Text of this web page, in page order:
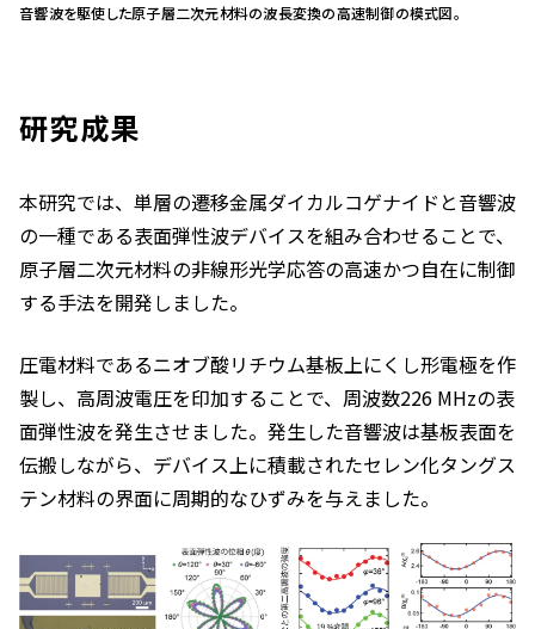
音響波を駆使した原子層二次元材料の波長変換の高速制御の模式図。
研究成果
本研究では、単層の遷移金属ダイカルコゲナイドと音響波
の一種である表面弾性波デバイスを組み合わせることで、
原子層二次元材料の非線形光学応答の高速かつ自在に制御
する手法を開発しました。
圧電材料であるニオブ酸リチウム基板上にくし形電極を作
製し、高周波電圧を印加することで、周波数226 MHzの表
面弾性波を発生させました。発生した音響波は基板表面を
伝搬しながら、デバイス上に積載されたセレン化タングス
テン材料の界面に周期的なひずみを与えました。